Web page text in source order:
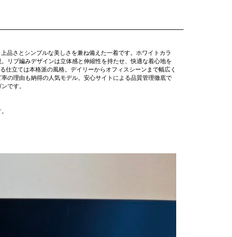
品さとシンプルな美しさを兼ね備えた一着です。ホワイトカラ
リブ編みデザインは立体感と伸縮性を持たせ、快適な着心地を
立ては本格派の風格。デイリーからオフィスシーンまで幅広く
の理由も納得の人気モデル。安心サイトによる品質管理徹底で
です。